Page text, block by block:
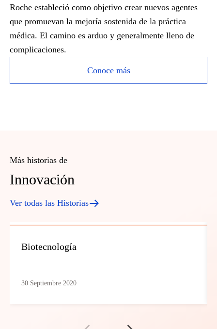
Roche estableció como objetivo crear nuevos agentes
que promuevan la mejoría sostenida de la práctica
médica. El camino es arduo y generalmente lleno de
complicaciones.
Conoce más
Más historias de
Innovación
Ver todas las Historias
Biotecnología
30 Septiembre 2020